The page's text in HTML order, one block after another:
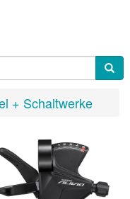
+ Schaltwerke